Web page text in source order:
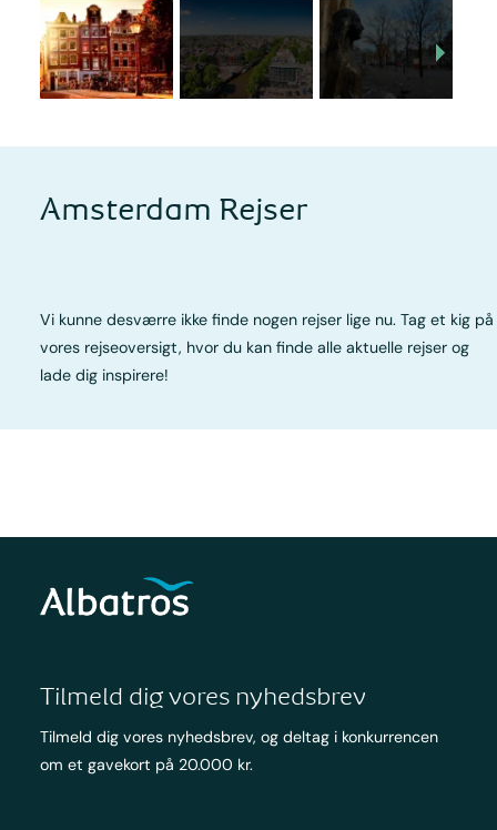
Amsterdam Rejser
Vi kunne desværre ikke finde nogen rejser lige nu. Tag et kig på
vores rejseoversigt, hvor du kan finde alle aktuelle rejser og
lade dig inspirere!
Tilmeld dig vores nyhedsbrev
Tilmeld dig vores nyhedsbrev, og deltag i konkurrencen
om et gavekort på 20.000 kr.